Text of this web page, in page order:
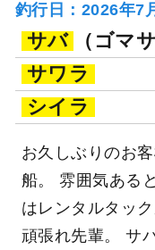
釣行日：2026年7
サバ
（ゴマ
サワラ
シイラ
お久しぶりのお
船。 雰囲気ある
はレンタルタッ
頑張れ先輩。 サ